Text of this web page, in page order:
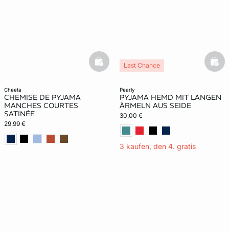
cheeta
CHEMISE DE PYJAMA
MANCHES COURTES
SATINÉE
29,99 €
basketfull
pearly
PYJAMA HEMD MIT LANGEN
ÄRMELN AUS SEIDE
30,00 €
3 kaufen, den 4. gratis
Last Chance